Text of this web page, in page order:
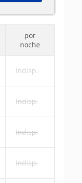
por
noche
Indisp.
Indisp.
Indisp.
Indisp.